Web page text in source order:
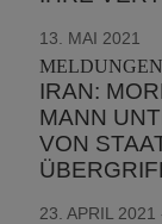
13. MAI 2021
IRAN:
MANN
VON
23. APRIL